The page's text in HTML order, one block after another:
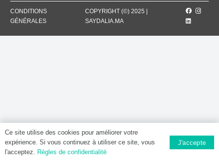
CONDITIONS
GÉNÉRALES
COPYRIGHT (©) 2025 |
SAYDALIA.MA
Ce site utilise des cookies pour améliorer votre
expérience. Si vous continuez à utiliser ce site, vous
l'acceptez. Règles de confidentialité
J'accepte